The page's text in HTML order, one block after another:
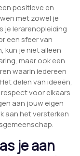
positieve en
met zowel je
je lerarenopleiding
een sfeer van
kun je niet alleen
maar ook een
waarin iedereen
delen van ideeën,
voor elkaars
aan jouw eigen
aan het versterken
je aan